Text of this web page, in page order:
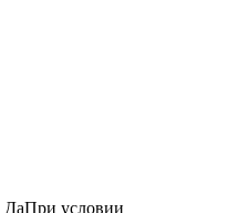
ДаПри условии